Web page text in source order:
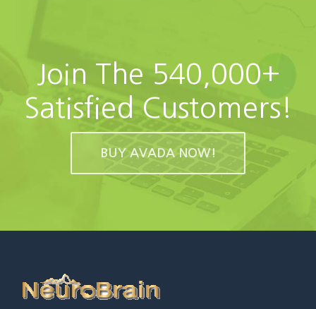
Join The 540,000+
Satisfied Customers!
BUY AVADA NOW!